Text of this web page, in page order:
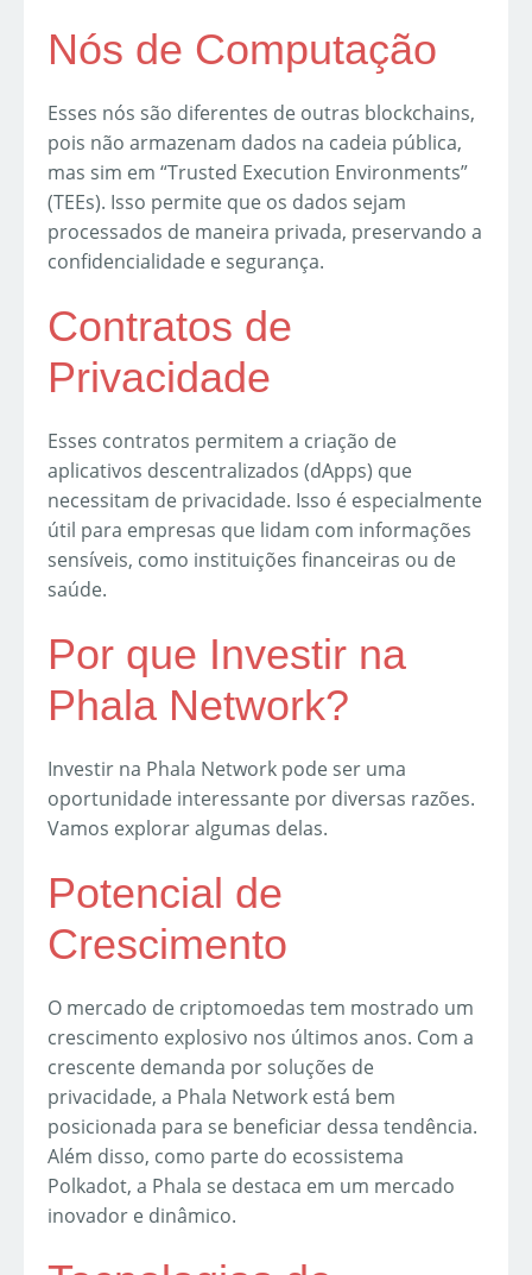
Nós de Computação
Esses nós são diferentes de outras blockchains,
pois não armazenam dados na cadeia pública,
mas sim em “Trusted Execution Environments”
(TEEs). Isso permite que os dados sejam
processados de maneira privada, preservando a
confidencialidade e segurança.
Contratos de
Privacidade
Esses contratos permitem a criação de
aplicativos descentralizados (dApps) que
necessitam de privacidade. Isso é especialmente
útil para empresas que lidam com informações
sensíveis, como instituições financeiras ou de
saúde.
Por que Investir na
Phala Network?
Investir na Phala Network pode ser uma
oportunidade interessante por diversas razões.
Vamos explorar algumas delas.
Potencial de
Crescimento
O mercado de criptomoedas tem mostrado um
crescimento explosivo nos últimos anos. Com a
crescente demanda por soluções de
privacidade, a Phala Network está bem
posicionada para se beneficiar dessa tendência.
Além disso, como parte do ecossistema
Polkadot, a Phala se destaca em um mercado
inovador e dinâmico.